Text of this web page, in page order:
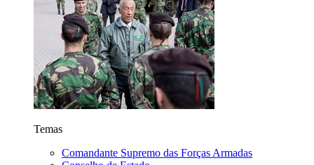
Temas
Comandante Supremo das Forças Armadas